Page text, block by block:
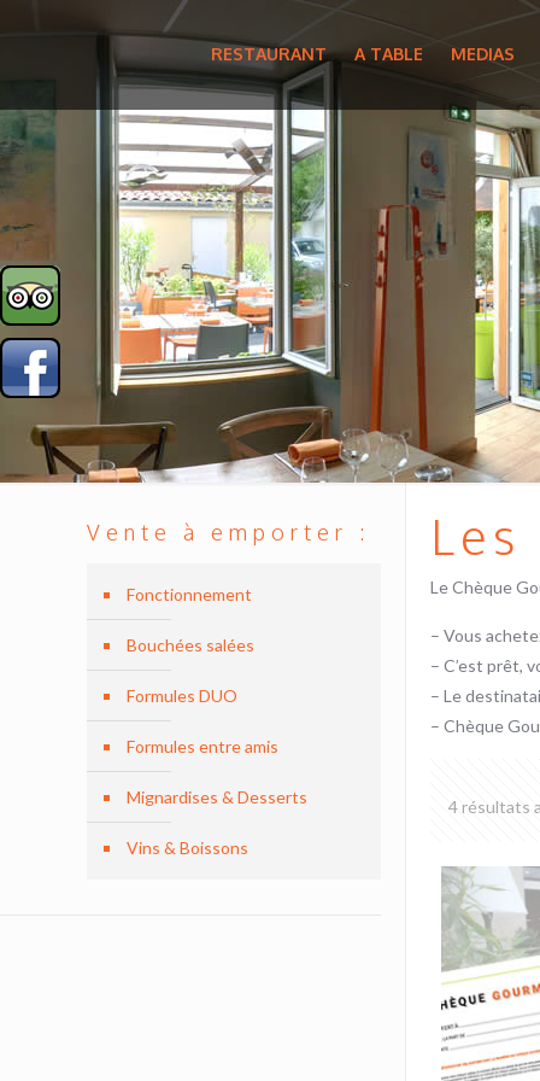
RESTAURANT A TABLE MEDIAS
Le Chèque
– Vous
– C’est prêt,
– Le
– Chèque
4 résultats
Vente à emporter :
Fonctionnement
Bouchées salées
Formules DUO
Formules entre amis
Mignardises & Desserts
Vins & Boissons